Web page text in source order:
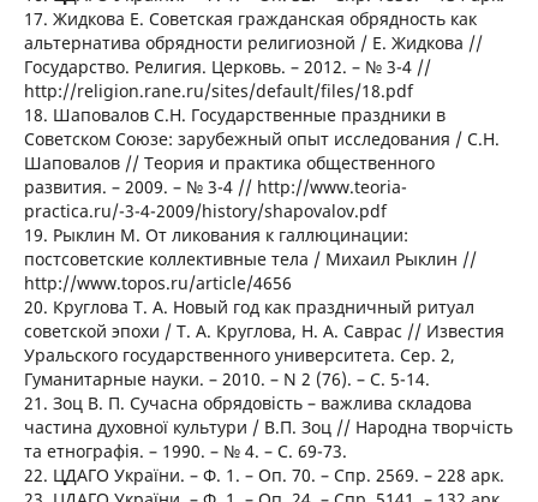
17. Жидкова Е. Советская гражданская обрядность как
альтернатива обрядности религиозной / Е. Жидкова //
Государство. Религия. Церковь. – 2012. – № 3-4 //
http://religion.rane.ru/sites/default/files/18.pdf
18. Шаповалов С.Н. Государственные праздники в
Советском Союзе: зарубежный опыт исследования / С.Н.
Шаповалов // Теория и практика общественного
развития. – 2009. – № 3-4 // http://www.teoria-
practica.ru/-3-4-2009/history/shapovalov.pdf
19. Рыклин М. От ликования к галлюцинации:
постсоветские коллективные тела / Михаил Рыклин //
http://www.topos.ru/article/4656
20. Круглова Т. А. Новый год как праздничный ритуал
советской эпохи / Т. А. Круглова, Н. А. Саврас // Известия
Уральского государственного университета. Сер. 2,
Гуманитарные науки. – 2010. – N 2 (76). – С. 5-14.
21. Зоц В. П. Сучасна обрядовість – важлива складова
частина духовної культури / В.П. Зоц // Народна творчість
та етнографія. – 1990. – № 4. – С. 69-73.
22. ЦДАГО України. – Ф. 1. – Оп. 70. – Спр. 2569. – 228 арк.